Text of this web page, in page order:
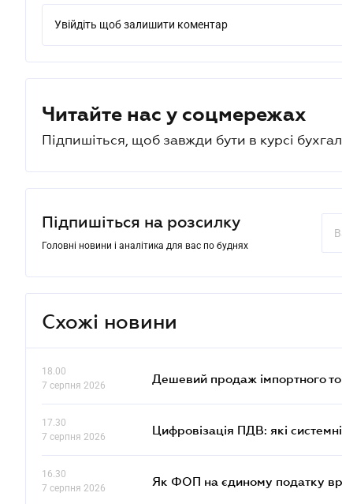
Увійдіть щоб залишити коментар
Читайте нас у соцмережах
Підпишіться, щоб завжди бути в курсі
Підпишіться на розсилку
Головні новини і аналітика для вас по буднях
Схожі новини
18.00
7 серпня 2026
Дешевий продаж імпортного
17.30
7 серпня 2026
Цифровізація ПДВ: які
16.30
7 серпня 2026
Як ФОП на єдиному податку